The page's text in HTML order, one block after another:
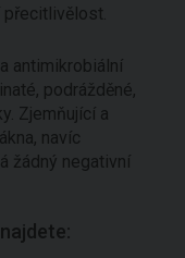
přecitlivělost.
antimikrobiální
podrážděné,
Zjemňující a
navíc
žádný negativní